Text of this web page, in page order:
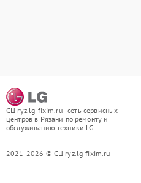
СЦ ryz.lg-fixim.ru - сеть сервисных
центров в Рязани по ремонту и
обслуживанию техники LG
2021-2026 © СЦ ryz.lg-fixim.ru